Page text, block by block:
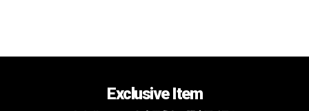
Exclusive Item